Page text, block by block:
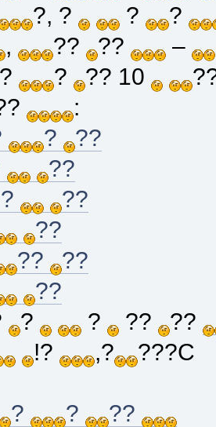
?, ? ?
?
, ?? ??
–
? ?? 10
:
?
??
??
??
??
??
??
??
? ? ??
??
!? ,? ???C
? ?
??